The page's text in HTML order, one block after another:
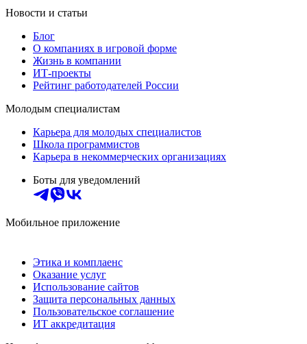
Новости и статьи
Блог
О компаниях в игровой форме
Жизнь в компании
ИТ-проекты
Рейтинг работодателей России
Молодым специалистам
Карьера для молодых специалистов
Школа программистов
Карьера в некоммерческих организациях
Боты для уведомлений
Мобильное приложение
Этика и комплаенс
Оказание услуг
Использование сайтов
Защита персональных данных
Пользовательское соглашение
ИТ аккредитация